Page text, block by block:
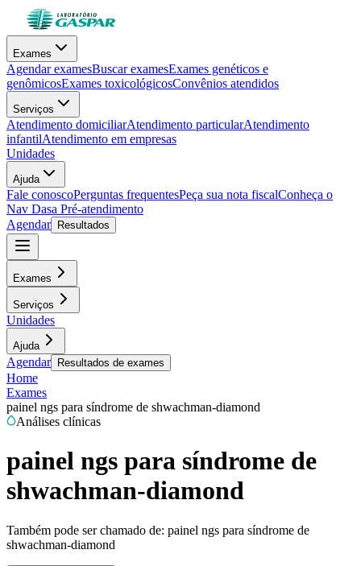
Exames
Agendar examesBuscar examesExames genéticos e
genômicosExames toxicológicosConvênios atendidos
Serviços
Atendimento domiciliarAtendimento particularAtendimento
infantilAtendimento em empresas
Unidades
Ajuda
Fale conoscoPerguntas frequentesPeça sua nota fiscalConheça o
Nav Dasa Pré-atendimento
Agendar
Resultados
Exames
Serviços
Unidades
Ajuda
Agendar Resultados de exames
Home
Exames
painel ngs para síndrome de shwachman-diamond
Análises clínicas
painel ngs para síndrome de
shwachman-diamond
Também pode ser chamado de: painel ngs para síndrome de
shwachman-diamond